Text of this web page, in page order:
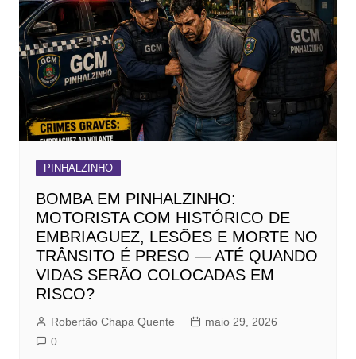
PINHALZINHO
BOMBA EM PINHALZINHO:
MOTORISTA COM HISTÓRICO DE
EMBRIAGUEZ, LESÕES E MORTE NO
TRÂNSITO É PRESO — ATÉ QUANDO
VIDAS SERÃO COLOCADAS EM
RISCO?
Robertão Chapa Quente
maio 29, 2026
0